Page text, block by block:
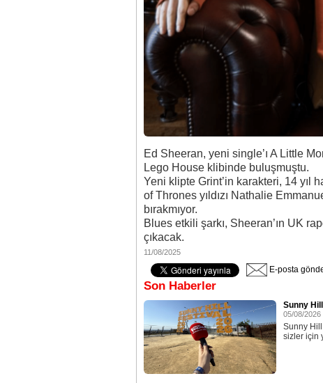
Ed Sheeran, yeni single’ı A Little
Lego House klibinde buluşmuştu.
Yeni klipte Grint’in karakteri, 14 yıl
of Thrones yıldızı Nathalie
bırakmıyor.
Blues etkili şarkı, Sheeran’ın UK
çıkacak.
11/08/2025
E-posta
Son Haberler
Sunny
05/08/2026
Sunny
sizler için